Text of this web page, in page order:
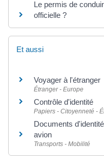
Le permis de
officielle ?
Et aussi
Voyager à l'étranger
Étranger - Europe
Contrôle d'identité
Papiers - Citoyenneté -
Documents
avion
Transports - Mobilité